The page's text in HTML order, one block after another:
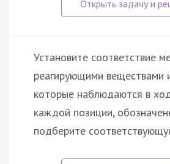
Установите соответствие
реагирующими веществами
которые наблюдаются в
каждой позиции,
подберите